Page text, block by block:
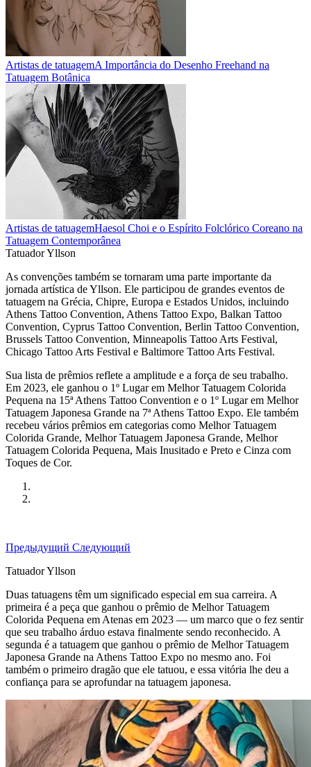
Artistas de tatuagemA Importância do Desenho Freehand na
Tatuagem Botânica
Artistas de tatuagemHaesol Choi e o Espírito Folclórico Coreano na
Tatuagem Contemporânea
Tatuador Yllson
As convenções também se tornaram uma parte importante da
jornada artística de Yllson. Ele participou de grandes eventos de
tatuagem na Grécia, Chipre, Europa e Estados Unidos, incluindo
Athens Tattoo Convention, Athens Tattoo Expo, Balkan Tattoo
Convention, Cyprus Tattoo Convention, Berlin Tattoo Convention,
Brussels Tattoo Convention, Minneapolis Tattoo Arts Festival,
Chicago Tattoo Arts Festival e Baltimore Tattoo Arts Festival.
Sua lista de prêmios reflete a amplitude e a força de seu trabalho.
Em 2023, ele ganhou o 1º Lugar em Melhor Tatuagem Colorida
Pequena na 15ª Athens Tattoo Convention e o 1º Lugar em Melhor
Tatuagem Japonesa Grande na 7ª Athens Tattoo Expo. Ele também
recebeu vários prêmios em categorias como Melhor Tatuagem
Colorida Grande, Melhor Tatuagem Japonesa Grande, Melhor
Tatuagem Colorida Pequena, Mais Inusitado e Preto e Cinza com
Toques de Cor.
Предыдущий Следующий
Tatuador Yllson
Duas tatuagens têm um significado especial em sua carreira. A
primeira é a peça que ganhou o prêmio de Melhor Tatuagem
Colorida Pequena em Atenas em 2023 — um marco que o fez sentir
que seu trabalho árduo estava finalmente sendo reconhecido. A
segunda é a tatuagem que ganhou o prêmio de Melhor Tatuagem
Japonesa Grande na Athens Tattoo Expo no mesmo ano. Foi
também o primeiro dragão que ele tatuou, e essa vitória lhe deu a
confiança para se aprofundar na tatuagem japonesa.